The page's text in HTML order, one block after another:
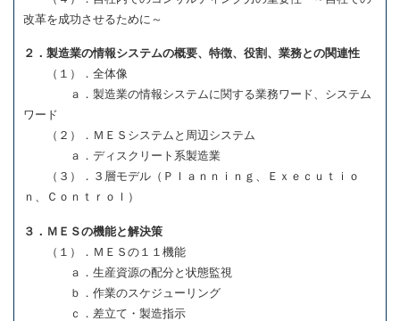
改革を成功させるために～
２．製造業の情報システムの概要、特徴、役割、業務との関連性
（１）．全体像
ａ．製造業の情報システムに関する業務ワード、システム
ワード
（２）．ＭＥＳシステムと周辺システム
ａ．ディスクリート系製造業
（３）．３層モデル（Ｐｌａｎｎｉｎｇ、Ｅｘｅｃｕｔｉｏ
ｎ、Ｃｏｎｔｒｏｌ）
３．ＭＥＳの機能と解決策
（１）．ＭＥＳの１１機能
ａ．生産資源の配分と状態監視
ｂ．作業のスケジューリング
ｃ．差立て・製造指示